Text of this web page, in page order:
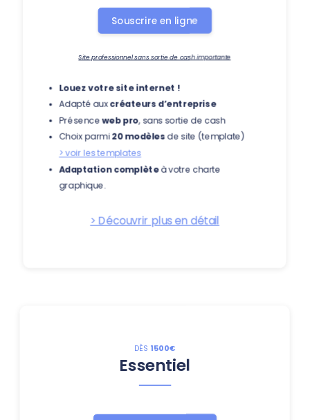
Souscrire en ligne
Site professionnel sans sortie de cash importante
Louez votre site internet !
Adapté auxcréateurs d’entreprise
Présenceweb pro, sans sortie de cash
Choix parmi20 modèlesde site (template)
> voir les templates
Adaptation complèteà votre charte
graphique.
> Découvrir plus en détail
DÈS 1500€
Essentiel